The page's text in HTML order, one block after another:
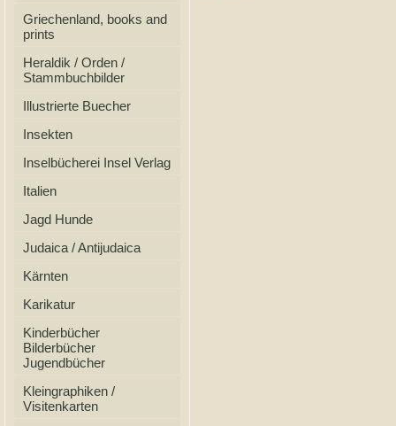
Griechenland, books and
prints
Heraldik / Orden /
Stammbuchbilder
Illustrierte Buecher
Insekten
Inselbücherei Insel Verlag
Italien
Jagd Hunde
Judaica / Antijudaica
Kärnten
Karikatur
Kinderbücher
Bilderbücher
Jugendbücher
Kleingraphiken /
Visitenkarten